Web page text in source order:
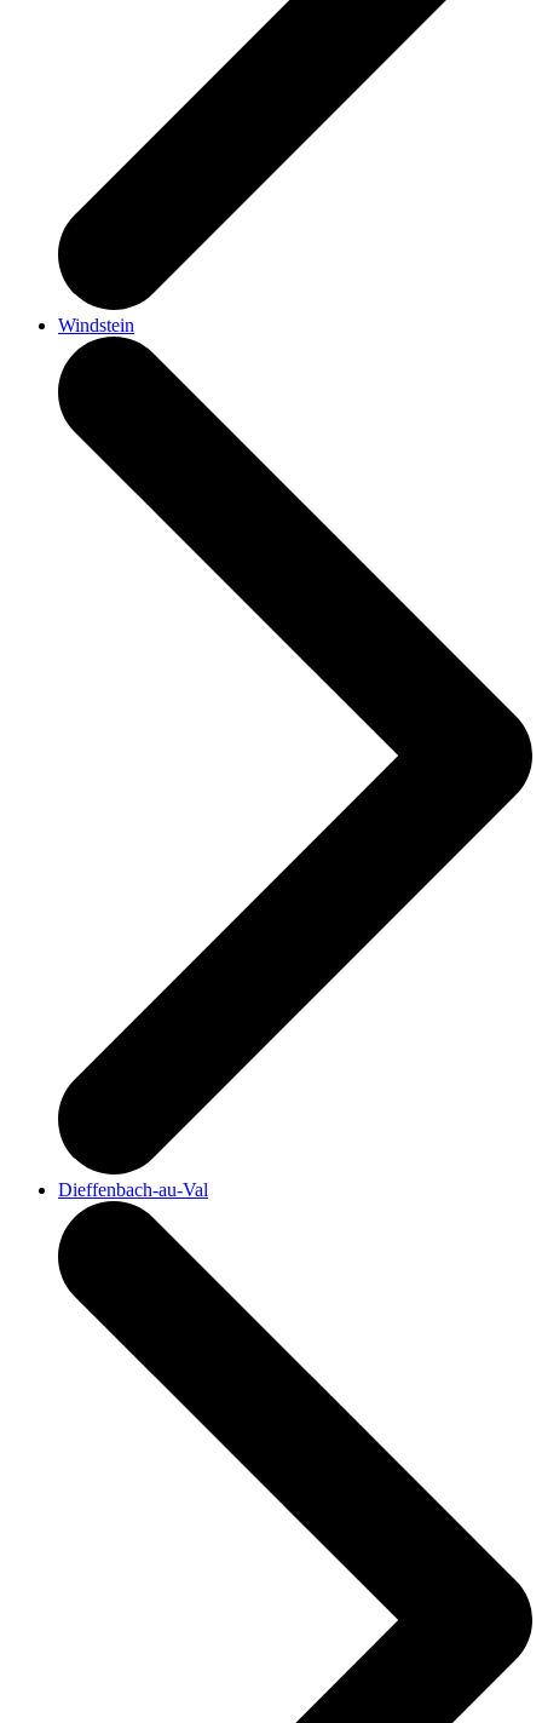
Windstein
Dieffenbach-au-Val